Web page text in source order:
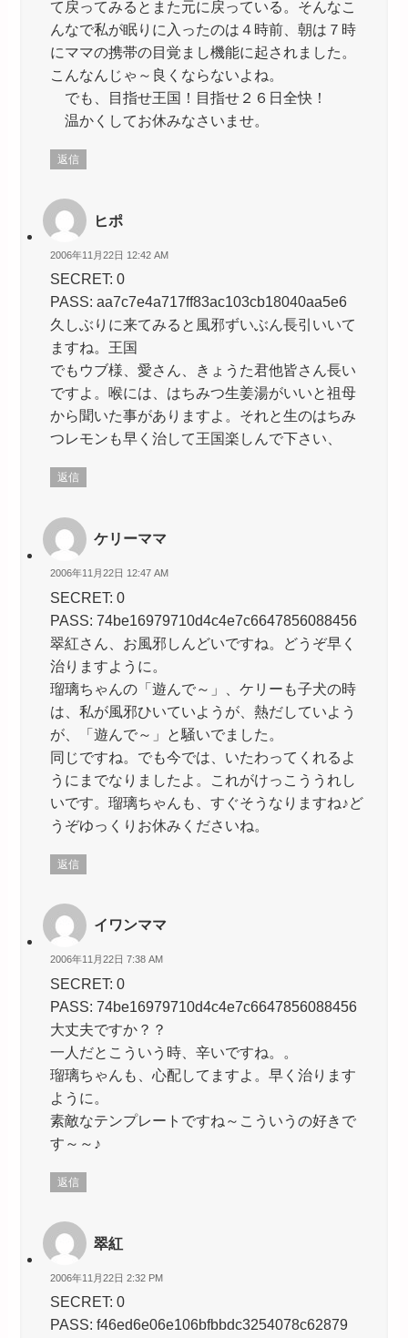
て戻ってみるとまた元に戻っている。そんなこ
んなで私が眠りに入ったのは４時前、朝は７時
にママの携帯の目覚まし機能に起されました。
こんなんじゃ～良くならないよね。
でも、目指せ王国！目指せ２６日全快！
温かくしてお休みなさいませ。
返信
ヒポ
2006年11月22日 12:42 AM
SECRET: 0
PASS: aa7c7e4a717ff83ac103cb18040aa5e6
久しぶりに来てみると風邪ずいぶん長引いいて
ますね。王国
でもウブ様、愛さん、きょうた君他皆さん長い
ですよ。喉には、はちみつ生姜湯がいいと祖母
から聞いた事がありますよ。それと生のはちみ
つレモンも早く治して王国楽しんで下さい、
返信
ケリーママ
2006年11月22日 12:47 AM
SECRET: 0
PASS: 74be16979710d4c4e7c6647856088456
翠紅さん、お風邪しんどいですね。どうぞ早く
治りますように。
瑠璃ちゃんの「遊んで～」、ケリーも子犬の時
は、私が風邪ひいていようが、熱だしていよう
が、「遊んで～」と騒いでました。
同じですね。でも今では、いたわってくれるよ
うにまでなりましたよ。これがけっこううれし
いです。瑠璃ちゃんも、すぐそうなりますね♪ど
うぞゆっくりお休みくださいね。
返信
イワンママ
2006年11月22日 7:38 AM
SECRET: 0
PASS: 74be16979710d4c4e7c6647856088456
大丈夫ですか？？
一人だとこういう時、辛いですね。。
瑠璃ちゃんも、心配してますよ。早く治ります
ように。
素敵なテンプレートですね～こういうの好きで
す～～♪
返信
翠紅
2006年11月22日 2:32 PM
SECRET: 0
PASS: f46ed6e06e106bfbbdc3254078c62879